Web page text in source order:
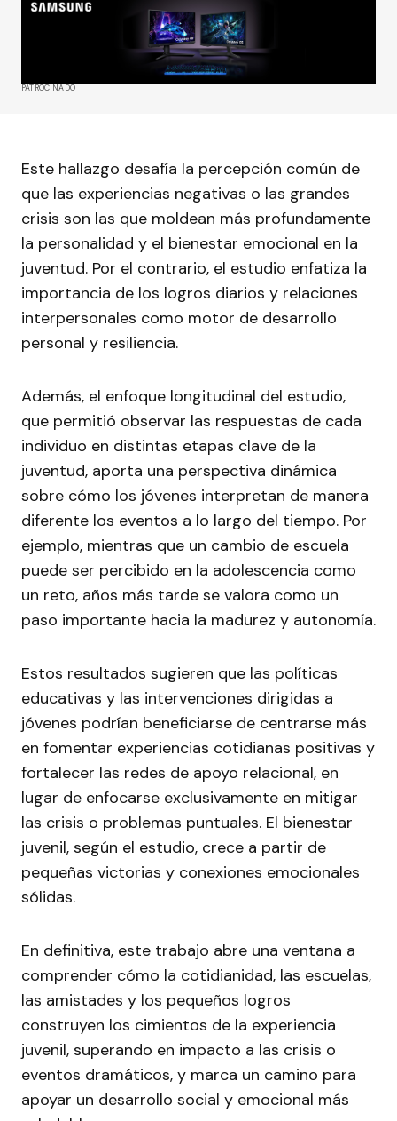
PATROCINADO
Este hallazgo desafía la percepción común de
que las experiencias negativas o las grandes
crisis son las que moldean más profundamente
la personalidad y el bienestar emocional en la
juventud. Por el contrario, el estudio enfatiza la
importancia de los logros diarios y relaciones
interpersonales como motor de desarrollo
personal y resiliencia.
Además, el enfoque longitudinal del estudio,
que permitió observar las respuestas de cada
individuo en distintas etapas clave de la
juventud, aporta una perspectiva dinámica
sobre cómo los jóvenes interpretan de manera
diferente los eventos a lo largo del tiempo. Por
ejemplo, mientras que un cambio de escuela
puede ser percibido en la adolescencia como
un reto, años más tarde se valora como un
paso importante hacia la madurez y autonomía.
Estos resultados sugieren que las políticas
educativas y las intervenciones dirigidas a
jóvenes podrían beneficiarse de centrarse más
en fomentar experiencias cotidianas positivas y
fortalecer las redes de apoyo relacional, en
lugar de enfocarse exclusivamente en mitigar
las crisis o problemas puntuales. El bienestar
juvenil, según el estudio, crece a partir de
pequeñas victorias y conexiones emocionales
sólidas.
En definitiva, este trabajo abre una ventana a
comprender cómo la cotidianidad, las escuelas,
las amistades y los pequeños logros
construyen los cimientos de la experiencia
juvenil, superando en impacto a las crisis o
eventos dramáticos, y marca un camino para
apoyar un desarrollo social y emocional más